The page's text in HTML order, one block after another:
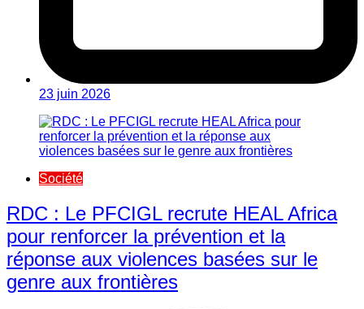
23 juin 2026
Société
RDC : Le PFCIGL recrute HEAL Africa
pour renforcer la prévention et la
réponse aux violences basées sur le
genre aux frontières